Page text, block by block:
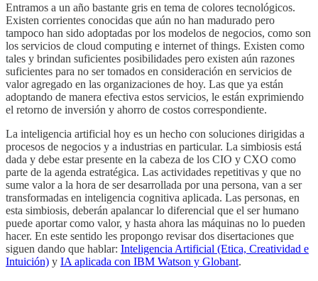
Entramos a un año bastante gris en tema de colores tecnológicos.
Existen corrientes conocidas que aún no han madurado pero
tampoco han sido adoptadas por los modelos de negocios, como son
los servicios de cloud computing e internet of things. Existen como
tales y brindan suficientes posibilidades pero existen aún razones
suficientes para no ser tomados en consideración en servicios de
valor agregado en las organizaciones de hoy. Las que ya están
adoptando de manera efectiva estos servicios, le están exprimiendo
el retorno de inversión y ahorro de costos correspondiente.
La inteligencia artificial hoy es un hecho con soluciones dirigidas a
procesos de negocios y a industrias en particular. La simbiosis está
dada y debe estar presente en la cabeza de los CIO y CXO como
parte de la agenda estratégica. Las actividades repetitivas y que no
sume valor a la hora de ser desarrollada por una persona, van a ser
transformadas en inteligencia cognitiva aplicada. Las personas, en
esta simbiosis, deberán apalancar lo diferencial que el ser humano
puede aportar como valor, y hasta ahora las máquinas no lo pueden
hacer. En este sentido les propongo revisar dos disertaciones que
siguen dando que hablar: Inteligencia Artificial (Etica, Creatividad e
Intuición) y IA aplicada con IBM Watson y Globant.